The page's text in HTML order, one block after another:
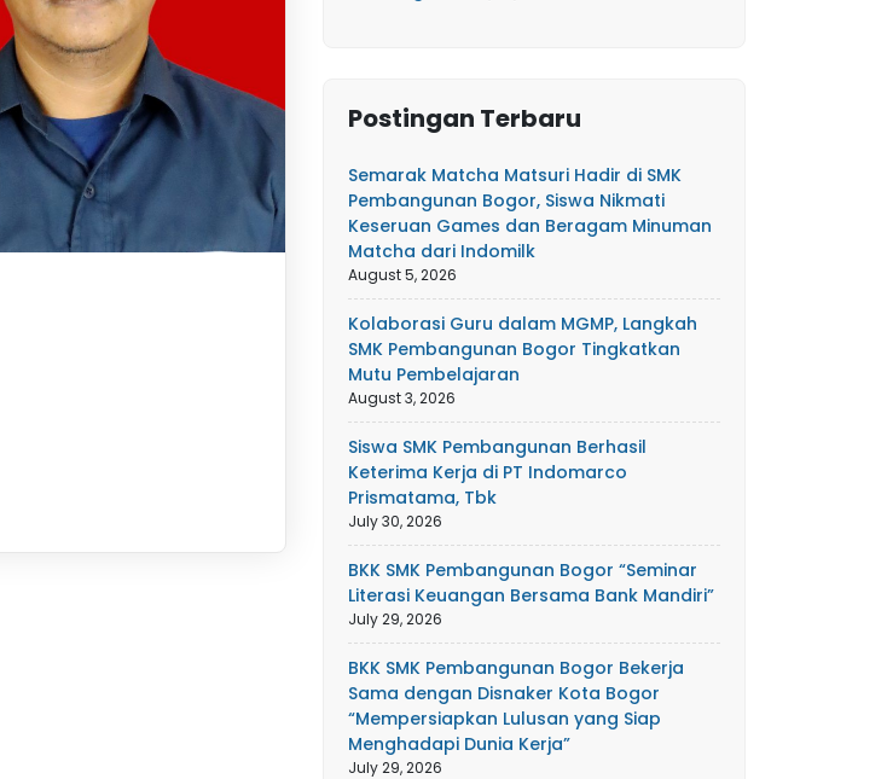
Postingan Terbaru
Semarak Matcha Matsuri Hadir di SMK
Pembangunan Bogor, Siswa Nikmati
Keseruan Games dan Beragam Minuman
Matcha dari Indomilk
August 5, 2026
Kolaborasi Guru dalam MGMP, Langkah
SMK Pembangunan Bogor Tingkatkan
Mutu Pembelajaran
August 3, 2026
Siswa SMK Pembangunan Berhasil
Keterima Kerja di PT Indomarco
Prismatama, Tbk
July 30, 2026
BKK SMK Pembangunan Bogor “Seminar
Literasi Keuangan Bersama Bank Mandiri”
July 29, 2026
BKK SMK Pembangunan Bogor Bekerja
Sama dengan Disnaker Kota Bogor
“Mempersiapkan Lulusan yang Siap
Menghadapi Dunia Kerja”
July 29, 2026